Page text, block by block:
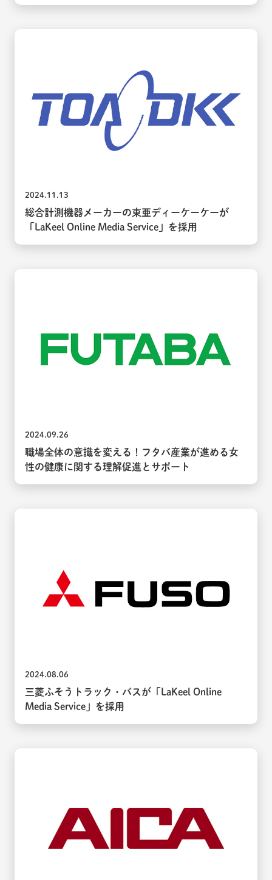
2024.11.13
総合計測機器メーカーの東亜ディーケーケーが
「LaKeel Online Media Service」を採用
2024.09.26
職場全体の意識を変える！フタバ産業が進める女
性の健康に関する理解促進とサポート
2024.08.06
三菱ふそうトラック・バスが「LaKeel Online
Media Service」を採用